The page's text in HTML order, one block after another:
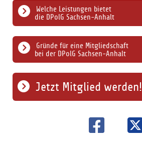
Gründe für eine Mitgliedschaft
bei der DPolG Sachsen-Anhalt
Welche Leistungen bietet
die DPolG Sachsen-Anhalt
Jetzt Mitglied werden!